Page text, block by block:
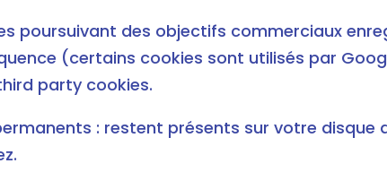
poursuivant des objectifs commerciaux
(certains cookies sont utilisés par
party cookies.
: restent présents sur votre disque